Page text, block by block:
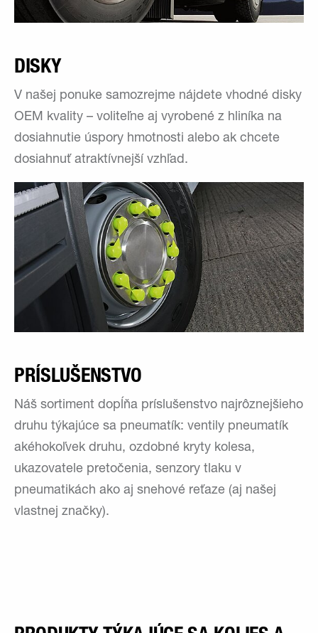
DISKY
V našej ponuke samozrejme nájdete vhodné disky
OEM kvality – voliteľne aj vyrobené z hliníka na
dosiahnutie úspory hmotnosti alebo ak chcete
dosiahnuť atraktívnejší vzhľad.
PRÍSLUŠENSTVO
Náš sortiment dopĺňa príslušenstvo najrôznejšieho
druhu týkajúce sa pneumatík: ventily pneumatík
akéhokoľvek druhu, ozdobné kryty kolesa,
ukazovatele pretočenia, senzory tlaku v
pneumatikách ako aj snehové reťaze (aj našej
vlastnej značky).